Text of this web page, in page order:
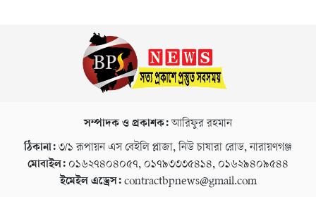
সম্পাদক ও প্রকাশক:আরিফুর রহমান
ঠিকানা: ৩/১ রূপায়ন এস বেইলি প্লাজা, নিউ চাষারা রোড, নারায়ণগঞ্জ
মোবাইল: ০১৬২৭৪০৪০৫৭, ০১৭৯৩৩৩৫৪১৪, ০১৬২৯৪০৯৫৪৪
ইমেইল এড্রেস:contractbpnews@gmail.com